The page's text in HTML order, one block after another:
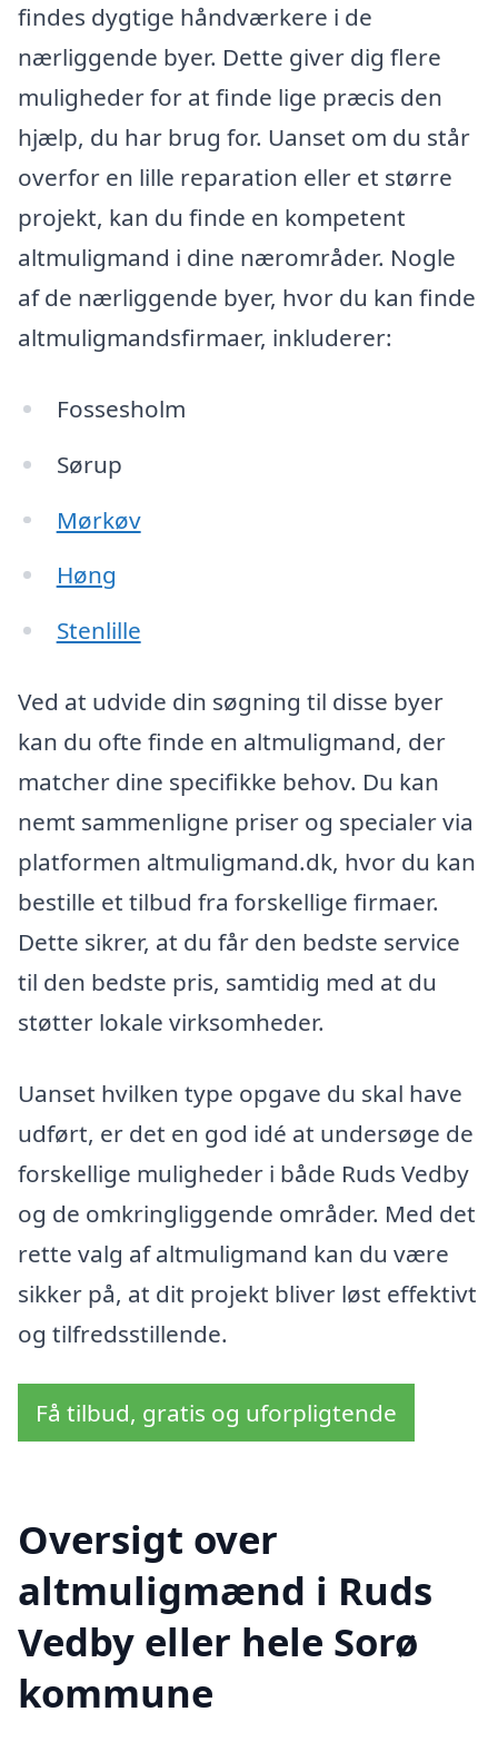
findes dygtige håndværkere i de
nærliggende byer. Dette giver dig flere
muligheder for at finde lige præcis den
hjælp, du har brug for. Uanset om du står
overfor en lille reparation eller et større
projekt, kan du finde en kompetent
altmuligmand i dine nærområder. Nogle
af de nærliggende byer, hvor du kan finde
altmuligmandsfirmaer, inkluderer:
Fossesholm
Sørup
Mørkøv
Høng
Stenlille
Ved at udvide din søgning til disse byer
kan du ofte finde en altmuligmand, der
matcher dine specifikke behov. Du kan
nemt sammenligne priser og specialer via
platformen altmuligmand.dk, hvor du kan
bestille et tilbud fra forskellige firmaer.
Dette sikrer, at du får den bedste service
til den bedste pris, samtidig med at du
støtter lokale virksomheder.
Uanset hvilken type opgave du skal have
udført, er det en god idé at undersøge de
forskellige muligheder i både Ruds Vedby
og de omkringliggende områder. Med det
rette valg af altmuligmand kan du være
sikker på, at dit projekt bliver løst effektivt
og tilfredsstillende.
Få tilbud, gratis og uforpligtende
Oversigt over
altmuligmænd i Ruds
Vedby eller hele Sorø
kommune